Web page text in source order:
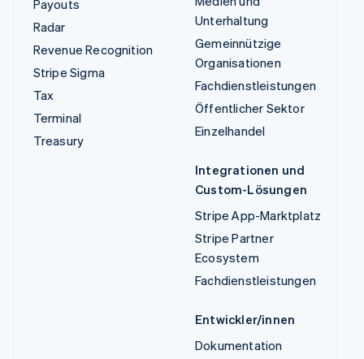
Payouts
Radar
Revenue Recognition
Stripe Sigma
Tax
Terminal
Treasury
Unterhaltung
Gemeinnützige
Organisationen
Fachdienstleistungen
Öffentlicher Sektor
Einzelhandel
Integrationen und
Custom-Lösungen
Stripe App-Marktplatz
Stripe Partner
Ecosystem
Fachdienstleistungen
Entwickler/innen
Dokumentation